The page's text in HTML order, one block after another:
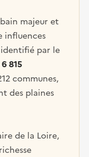
majeur et
influences
par le
6 815
communes,
des plaines
de la Loire,